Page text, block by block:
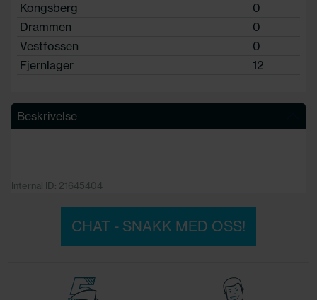
Kongsberg
0
Drammen
0
Vestfossen
0
Fjernlager
12
Beskrivelse
Internal ID: 21645404
CHAT - SNAKK MED OSS!